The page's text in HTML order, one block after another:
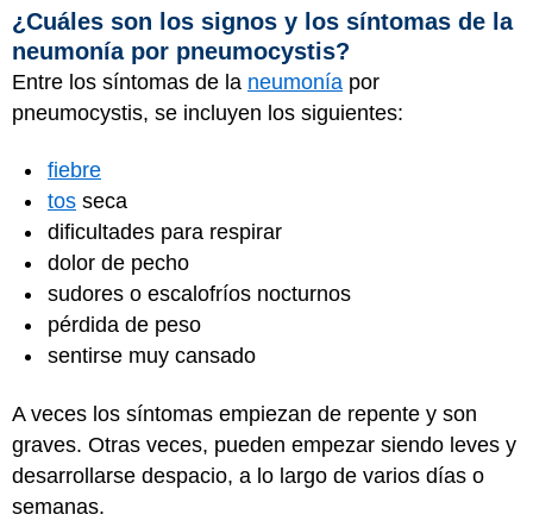
¿Cuáles son los signos y los síntomas de la
neumonía por pneumocystis?
Entre los síntomas de la neumonía por
pneumocystis, se incluyen los siguientes:
fiebre
tos seca
dificultades para respirar
dolor de pecho
sudores o escalofríos nocturnos
pérdida de peso
sentirse muy cansado
A veces los síntomas empiezan de repente y son
graves. Otras veces, pueden empezar siendo leves y
desarrollarse despacio, a lo largo de varios días o
semanas.